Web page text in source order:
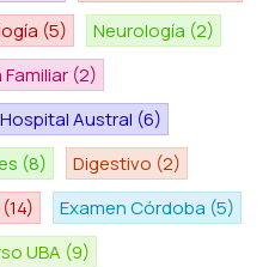
(5) Neurología (2)
(2)
Austral (6)
(8) Digestivo (2)
(14) Examen Córdoba (5)
UBA (9)